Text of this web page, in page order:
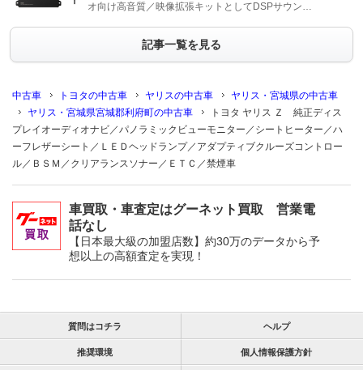
オ向け高音質／映像拡張キットとしてDSPサウン…
記事一覧を見る
中古車 トヨタの中古車 ヤリスの中古車
ヤリス・宮城県の中古車
ヤリス・宮城県宮城郡利府町の中古車
トヨタ ヤリス Ｚ 純正ディス
プレイオーディオナビ／パノラミックビューモニター／シートヒーター／ハ
ーフレザーシート／ＬＥＤヘッドランプ／アダプティブクルーズコントロー
ル／ＢＳＭ／クリアランスソナー／ＥＴＣ／禁煙車
車買取・車査定はグーネット買取 営業電
話なし
【日本最大級の加盟店数】約30万のデータから予
想以上の高額査定を実現！
質問はコチラ ヘルプ
推奨環境 個人情報保護方針